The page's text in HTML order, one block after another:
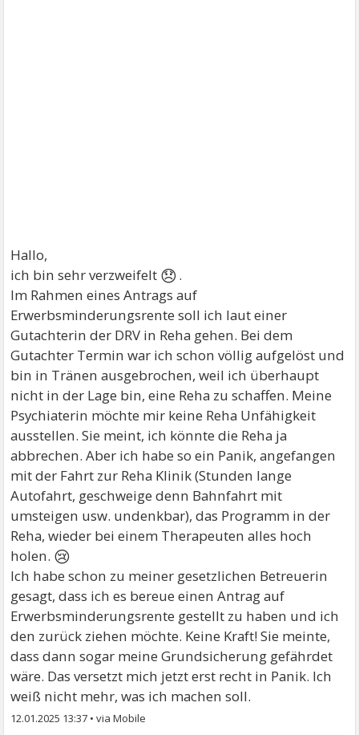
Hallo,
ich bin sehr verzweifelt 😞.
Im Rahmen eines Antrags auf
Erwerbsminderungsrente soll ich laut einer
Gutachterin der DRV in Reha gehen. Bei dem
Gutachter Termin war ich schon völlig aufgelöst und
bin in Tränen ausgebrochen, weil ich überhaupt
nicht in der Lage bin, eine Reha zu schaffen. Meine
Psychiaterin möchte mir keine Reha Unfähigkeit
ausstellen. Sie meint, ich könnte die Reha ja
abbrechen. Aber ich habe so ein Panik, angefangen
mit der Fahrt zur Reha Klinik (Stunden lange
Autofahrt, geschweige denn Bahnfahrt mit
umsteigen usw. undenkbar), das Programm in der
Reha, wieder bei einem Therapeuten alles hoch
holen. 😢
Ich habe schon zu meiner gesetzlichen Betreuerin
gesagt, dass ich es bereue einen Antrag auf
Erwerbsminderungsrente gestellt zu haben und ich
den zurück ziehen möchte. Keine Kraft! Sie meinte,
dass dann sogar meine Grundsicherung gefährdet
wäre. Das versetzt mich jetzt erst recht in Panik. Ich
weiß nicht mehr, was ich machen soll.
12.01.2025 13:37 •